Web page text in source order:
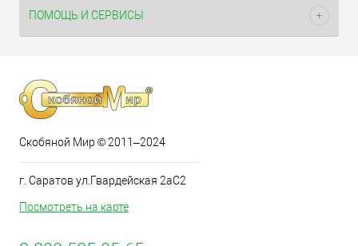
ПОМОЩЬ И СЕРВИСЫ
Скобяной Мир © 2011–2024
г. Саратов ул.Гвардейская 2аС2
Посмотреть на карте